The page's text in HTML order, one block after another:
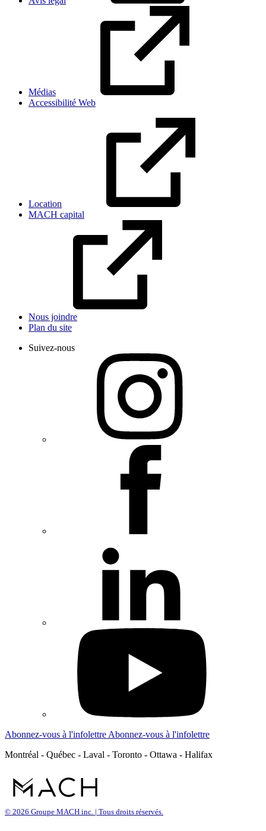
Médias
Accessibilité Web
Location
MACH capital
Nous joindre
Plan du site
Suivez-nous
Abonnez-vous à l'infolettre Abonnez-vous à l'infolettre
Montréal - Québec - Laval - Toronto - Ottawa - Halifax
© 2026 Groupe MACH inc. | Tous droits réservés.